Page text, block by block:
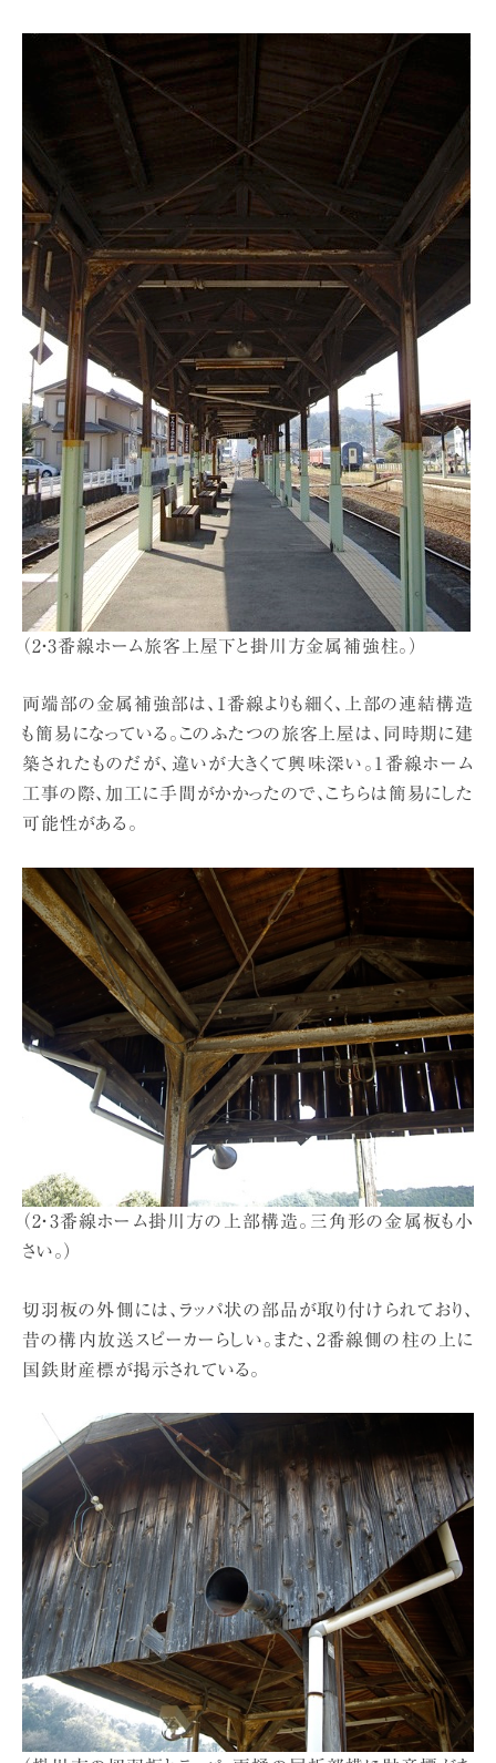
（2・3番線ホーム旅客上屋下と掛川方金属補強柱。）
両端部の金属補強部は、1番線よりも細く、上部の連結構造
も簡易になっている。このふたつの旅客上屋は、同時期に建
築されたものだが、違いが大きくて興味深い。1番線ホーム
工事の際、加工に手間がかかったので、こちらは簡易にした
可能性がある。
（2・3番線ホーム掛川方の上部構造。三角形の金属板も小
さい。）
切羽板の外側には、ラッパ状の部品が取り付けられており、
昔の構内放送スピーカーらしい。また、2番線側の柱の上に
国鉄財産標が掲示されている。